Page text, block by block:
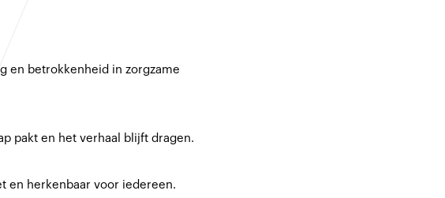
en betrokkenheid in zorgzame
pakt en het verhaal blijft dragen.
en herkenbaar voor iedereen.